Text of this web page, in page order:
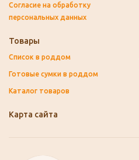
Согласие на обработку
персональных данных
Товары
Список в роддом
Готовые сумки в роддом
Каталог товаров
Карта сайта